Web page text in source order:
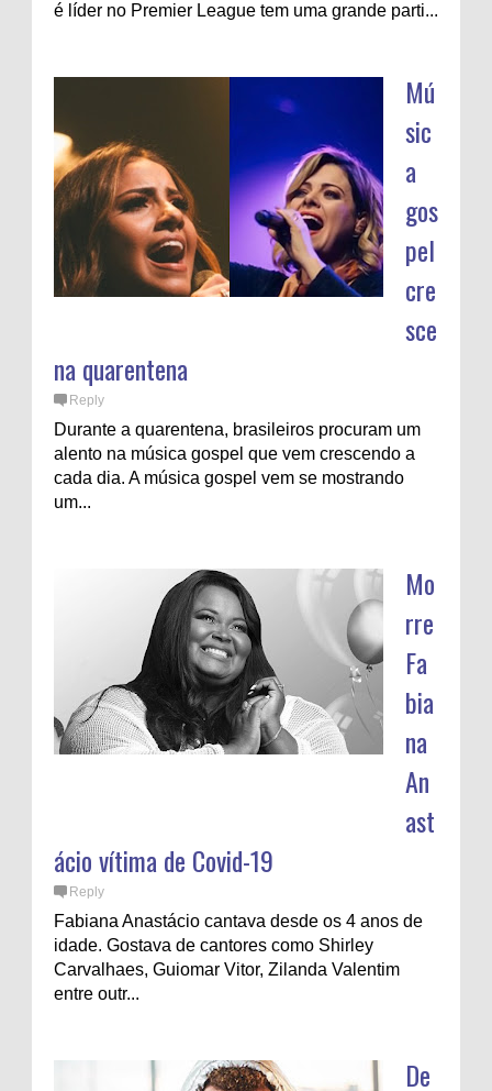
é líder no Premier League tem uma grande parti...
Mú
sic
a
gos
pel
cre
sce
na quarentena
Reply
Durante a quarentena, brasileiros procuram um
alento na música gospel que vem crescendo a
cada dia. A música gospel vem se mostrando
um...
Mo
rre
Fa
bia
na
An
ast
ácio vítima de Covid-19
Reply
Fabiana Anastácio cantava desde os 4 anos de
idade. Gostava de cantores como Shirley
Carvalhaes, Guiomar Vitor, Zilanda Valentim
entre outr...
De